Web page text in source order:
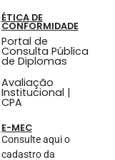
ÉTICA DE
CONFORMIDADE
Portal de
Consulta Pública
de Diplomas
Avaliação
Institucional |
CPA
E-MEC
Consulte aqui o
cadastro da